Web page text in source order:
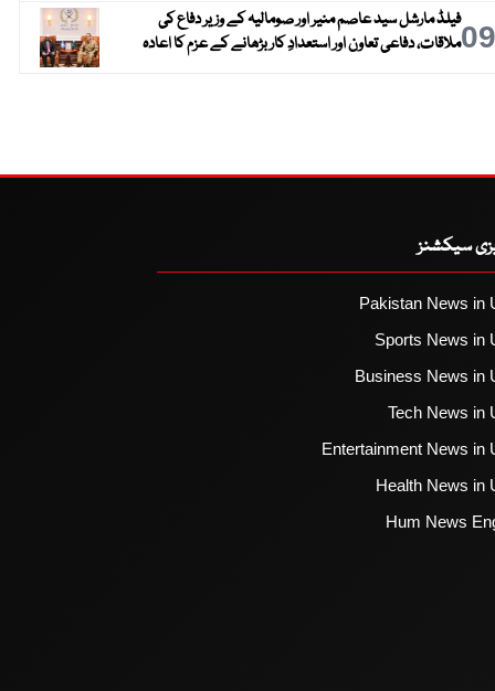
09فیلڈ مارشل سید عاصم منیر اور صومالیہ کے وزیر دفاع کی
ملاقات، دفاعی تعاون اور استعدادِ کار بڑھانے کے عزم کا اعادہ
سیکشنز
Pakistan News in
Sports News in
Business News in
Tech News in
Entertainment News in
Health News in
Hum News